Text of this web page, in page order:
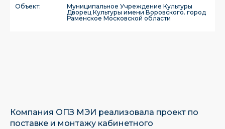
Объект:
Муниципальное Учреждение Культуры
Дворец Культуры имени Воровского. город
Раменское Московской области
Компания ОПЗ МЭИ реализовала проект по
поставке и монтажу кабинетного